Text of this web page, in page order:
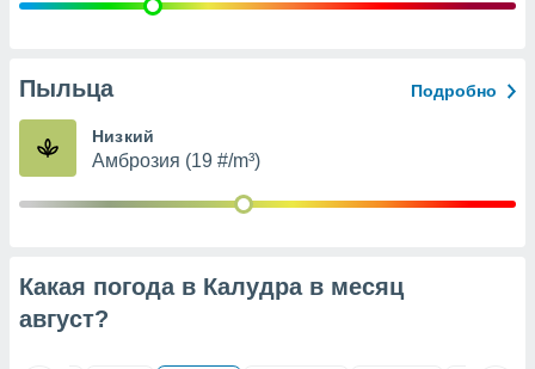
Пыльца Подробно
Низкий
Амброзия (19 #/m³)
Какая погода в Калудра в месяц
август?